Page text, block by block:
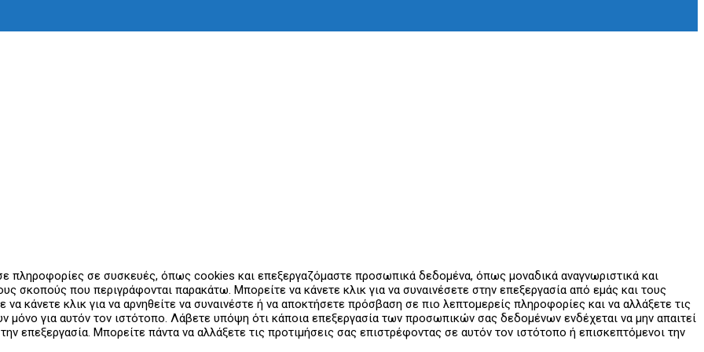
πληροφορίες σε συσκευές, όπως cookies και επεξεργαζόμαστε προσωπικά δεδομένα, όπως μοναδικά αναγνωριστικά και
σκοπούς που περιγράφονται παρακάτω. Μπορείτε να κάνετε κλικ για να συναινέσετε στην επεξεργασία από εμάς και τους
κάνετε κλικ για να αρνηθείτε να συναινέστε ή να αποκτήσετε πρόσβαση σε πιο λεπτομερείς πληροφορίες και να αλλάξετε τις
μόνο για αυτόν τον ιστότοπο. Λάβετε υπόψη ότι κάποια επεξεργασία των προσωπικών σας δεδομένων ενδέχεται να μην απαιτεί
επεξεργασία. Μπορείτε πάντα να αλλάξετε τις προτιμήσεις σας επιστρέφοντας σε αυτόν τον ιστότοπο ή επισκεπτόμενοι την